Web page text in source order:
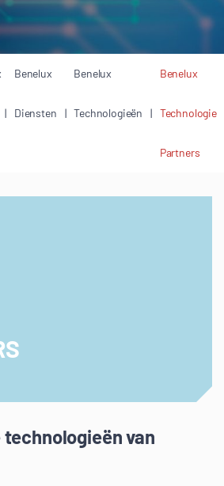
Benelux
Diensten
Benelux
Technologieën
Benelux
Technologie
Partners
van